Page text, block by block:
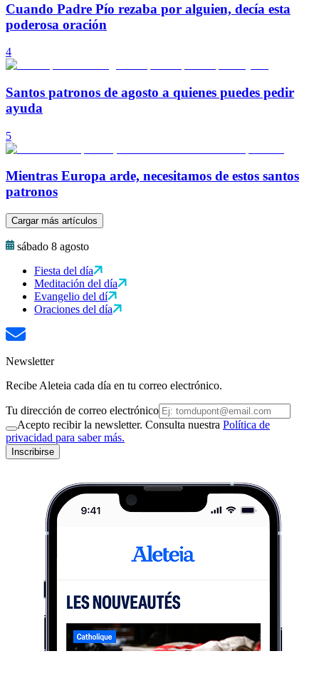
Cuando Padre Pío rezaba por alguien, decía esta
poderosa oración
4
Santos patronos de agosto a quienes puedes pedir
ayuda
5
Mientras Europa arde, necesitamos de estos santos
patronos
Cargar más artículos
sábado 8 agosto
Fiesta del día
Meditación del día
Evangelio del dí
Oraciones del día
Newsletter
Recibe Aleteia cada día en tu correo electrónico.
Tu dirección de correo electrónico
Acepto recibir la newsletter. Consulta nuestra Política de
privacidad para saber más.
Inscribirse